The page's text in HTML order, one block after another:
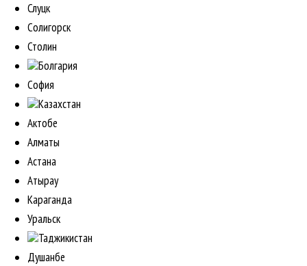
Слуцк
Солигорск
Столин
Болгария
София
Казахстан
Актобе
Алматы
Астана
Атырау
Караганда
Уральск
Таджикистан
Душанбе